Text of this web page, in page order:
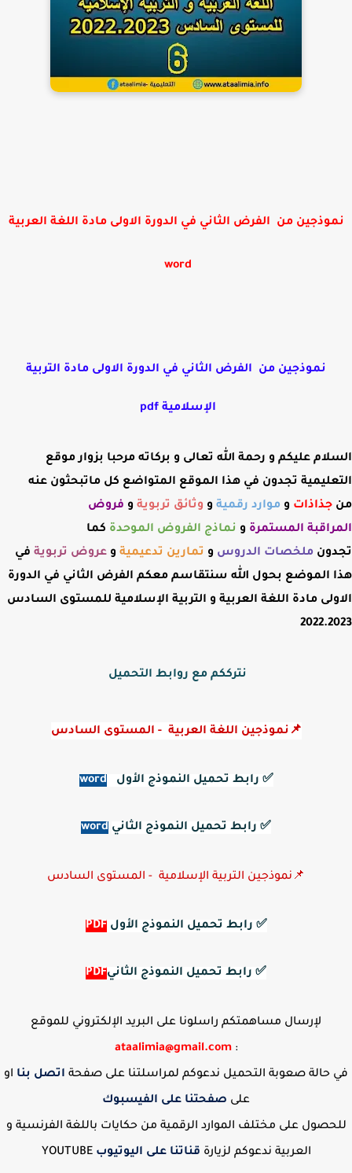
نموذجين من الفرض الثاني في الدورة الاولى مادة اللغة العربية
word
نموذجين من الفرض الثاني في الدورة الاولى مادة التربية
الإسلامية pdf
السلام عليكم و رحمة الله تعالى و بركاته مرحبا بزوار موقع
التعليمية تجدون في هذا الموقع المتواضع كل ماتبحثون عنه
من جذاذات و موارد رقمية و وثائق تربوية و فروض
المراقبة المستمرة و نماذج الفروض الموحدة كما
تجدون ملخصات الدروس و تمارين تدعيمية و عروض تربوية في
هذا الموضع بحول الله سنتقاسم معكم الفرض الثاني في الدورة
الاولى مادة اللغة العربية و التربية الإسلامية للمستوى السادس
2022.2023
نترككم مع روابط التحميل
📌نموذجين اللغة العربية  - المستوى السادس
✅ رابط تحميل النموذج الأول word
✅ رابط تحميل النموذج الثاني word
📌نموذجين التربية الإسلامية  - المستوى السادس
✅ رابط تحميل النموذج الأول PDF
✅ رابط تحميل النموذج الثانيPDF
لإرسال مساهمتكم راسلونا على البريد الإلكتروني للموقع
:
ataalimia@gmail.com
في حالة صعوبة التحميل ندعوكم لمراسلتنا على صفحة اتصل بنا او
على صفحتنا على الفيسبوك
للحصول على مختلف الموارد الرقمية من حكايات باللغة الفرنسية و
العربية ندعوكم لزيارة قناتنا على اليوتيوب YOUTUBE